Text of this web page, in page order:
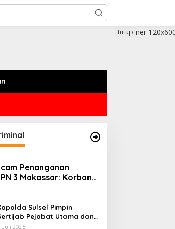
tutup
Penanganan
3 Makassar: Korban
Pindah
Sulsel Pimpin
Pejabat Utama dan
Jajaran Serta
Juli 2026